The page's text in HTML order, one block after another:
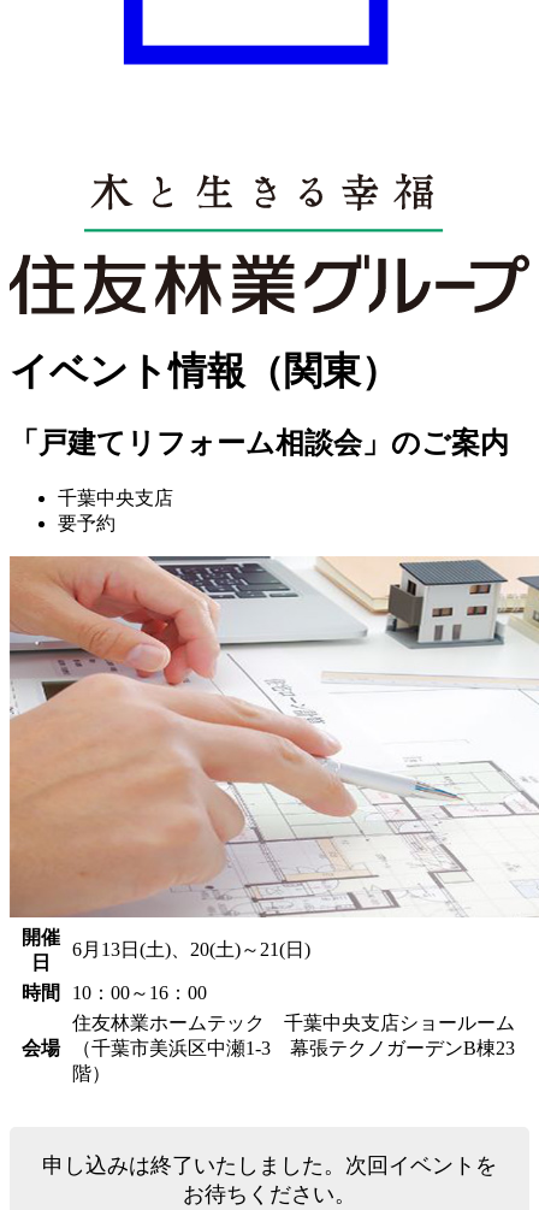
イベント情報（関東）
「戸建てリフォーム相談会」のご案内
千葉中央支店
要予約
開催
日
6月13日(土)、20(土)～21(日)
時間 10：00～16：00
会場
住友林業ホームテック 千葉中央支店ショールーム
（千葉市美浜区中瀬1-3 幕張テクノガーデンB棟23
階）
申し込みは終了いたしました。次回イベントを
お待ちください。